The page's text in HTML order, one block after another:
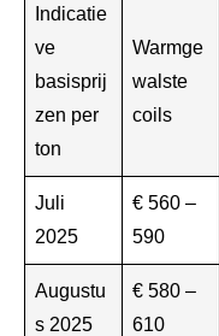
Indicatie
ve
basisprij
zen per
ton
Warmge
walste
coils
Juli
2025
€ 560 –
590
Augustu
s 2025
€ 580 –
610